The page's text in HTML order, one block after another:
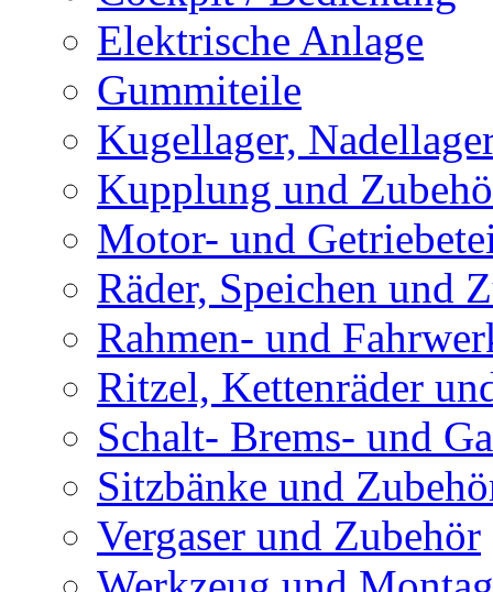
Elektrische Anlage
Gummiteile
Kugellager,
Kupplung und
Motor- und
Räder, Speichen und
Rahmen- und
Ritzel, Kettenräder
Schalt- Brems- und
Sitzbänke und
Vergaser und Zubehör